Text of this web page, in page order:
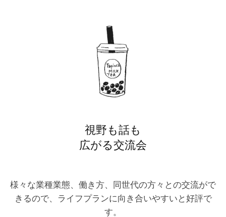
視野も話も
広がる交流会
様々な業種業態、働き方、同世代の方々との交流がで
きるので、ライフプランに向き合いやすいと好評で
す。